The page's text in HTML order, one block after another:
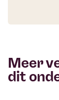
Meer
dit